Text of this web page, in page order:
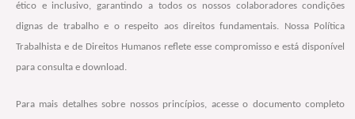
ético e inclusivo, garantindo a todos os nossos colaboradores condições
dignas de trabalho e o respeito aos direitos fundamentais. Nossa Política
Trabalhista e de Direitos Humanos reflete esse compromisso e está disponível
para consulta e download.
Para mais detalhes sobre nossos princípios, acesse o documento completo